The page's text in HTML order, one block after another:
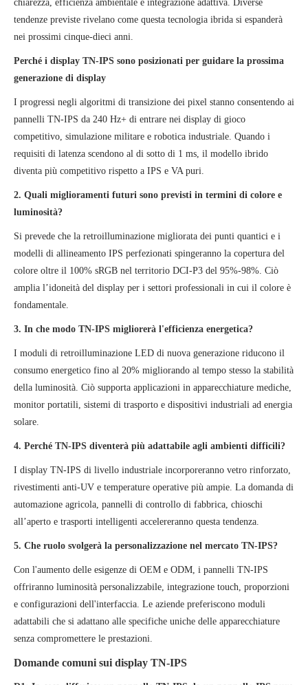
chiarezza, efficienza ambientale e integrazione adattiva. Diverse
tendenze previste rivelano come questa tecnologia ibrida si espanderà
nei prossimi cinque-dieci anni.
Perché i display TN-IPS sono posizionati per guidare la prossima
generazione di display
I progressi negli algoritmi di transizione dei pixel stanno consentendo ai
pannelli TN-IPS da 240 Hz+ di entrare nei display di gioco
competitivo, simulazione militare e robotica industriale. Quando i
requisiti di latenza scendono al di sotto di 1 ms, il modello ibrido
diventa più competitivo rispetto a IPS e VA puri.
2. Quali miglioramenti futuri sono previsti in termini di colore e
luminosità?
Si prevede che la retroilluminazione migliorata dei punti quantici e i
modelli di allineamento IPS perfezionati spingeranno la copertura del
colore oltre il 100% sRGB nel territorio DCI-P3 del 95%-98%. Ciò
amplia l’idoneità del display per i settori professionali in cui il colore è
fondamentale.
3. In che modo TN-IPS migliorerà l'efficienza energetica?
I moduli di retroilluminazione LED di nuova generazione riducono il
consumo energetico fino al 20% migliorando al tempo stesso la stabilità
della luminosità. Ciò supporta applicazioni in apparecchiature mediche,
monitor portatili, sistemi di trasporto e dispositivi industriali ad energia
solare.
4. Perché TN-IPS diventerà più adattabile agli ambienti difficili?
I display TN-IPS di livello industriale incorporeranno vetro rinforzato,
rivestimenti anti-UV e temperature operative più ampie. La domanda di
automazione agricola, pannelli di controllo di fabbrica, chioschi
all’aperto e trasporti intelligenti accelereranno questa tendenza.
5. Che ruolo svolgerà la personalizzazione nel mercato TN-IPS?
Con l'aumento delle esigenze di OEM e ODM, i pannelli TN-IPS
offriranno luminosità personalizzabile, integrazione touch, proporzioni
e configurazioni dell'interfaccia. Le aziende preferiscono moduli
adattabili che si adattano alle specifiche uniche delle apparecchiature
senza compromettere le prestazioni.
Domande comuni sui display TN-IPS